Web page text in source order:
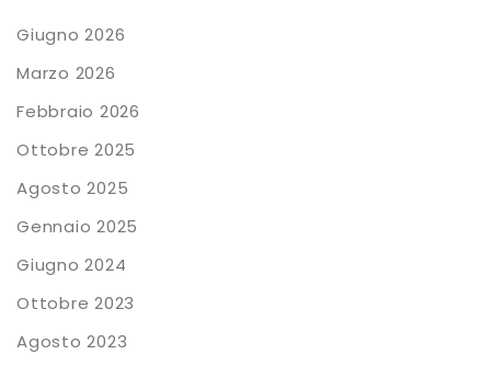
Giugno 2026
Marzo 2026
Febbraio 2026
Ottobre 2025
Agosto 2025
Gennaio 2025
Giugno 2024
Ottobre 2023
Agosto 2023